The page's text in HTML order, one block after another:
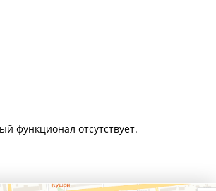
функционал отсутствует.